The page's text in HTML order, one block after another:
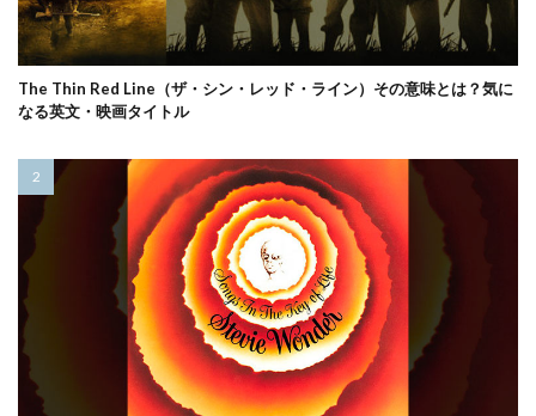
The Thin Red Line（ザ・シン・レッド・ライン）その意味とは？気に
なる英文・映画タイトル